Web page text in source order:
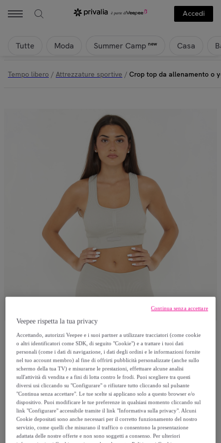
Accedi
Tutte Moda Summer Camp new Casa
Tempo libero / Attrezzature sportive / Crop top da allenamento o
Legea
Crop top da allenamento o yoga con dorso
a vogatore Iconic
9,99 €
22, €
Veepee rispetta la tua privacy
Accettando, autorizzi Veepee e i suoi partner a utilizzare tracciatori (come cookie
o altri identificatori come SDK, di seguito "Cookie") e a trattare i tuoi dati
personali (come i dati di navigazione, i dati degli ordini e le informazioni fornite
nel tuo account membro) al fine di offrirti pubblicità personalizzate (anche sullo
schermo della tua TV) e misurarne le prestazioni, effettuare alcune analisi
sull'attività di vendita e a fini di lotta contro le frodi. Puoi scegliere tra questi
diversi usi cliccando su "Configurare" o rifiutare tutto cliccando sul pulsante
"Continua senza accettare". Le tue scelte si applicano solo a questo browser e/o
dispositivo. Puoi modificare le tue preferenze in qualsiasi momento cliccando sul
link "Configurare" accessibile tramite il link "Informativa sulla privacy". Alcuni
Cookie depositati sono anche necessari per il corretto funzionamento del nostro
servizio, come quelli che misurano il traffico o consentono la presentazione
adattata delle nostre offerte e non sono soggetti a consenso. Per ulteriori
Continua senza accettare